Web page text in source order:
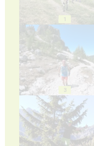
1
3